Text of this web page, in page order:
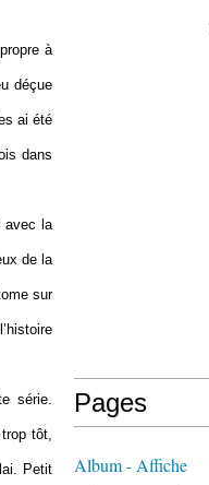
à
déçue
ai été
dans
avec la
de la
sur
série.
tôt,
Petit
Pages
Album - Affiche